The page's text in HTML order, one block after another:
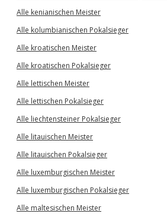
Alle kenianischen Meister
Alle kolumbianischen Pokalsieger
Alle kroatischen Meister
Alle kroatischen Pokalsieger
Alle lettischen Meister
Alle lettischen Pokalsieger
Alle liechtensteiner Pokalsieger
Alle litauischen Meister
Alle litauischen Pokalsieger
Alle luxemburgischen Meister
Alle luxemburgischen Pokalsieger
Alle maltesischen Meister